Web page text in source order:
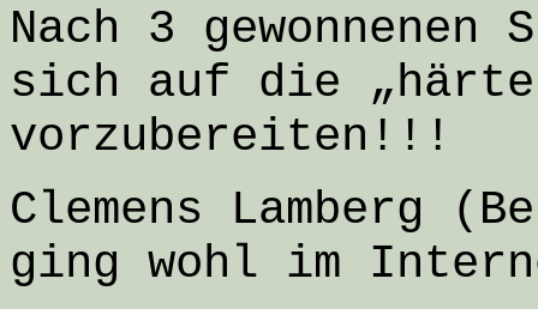
Nach 3
sich auf die
vorzubereiten!!!
Clemens Lamberg
ging wohl im